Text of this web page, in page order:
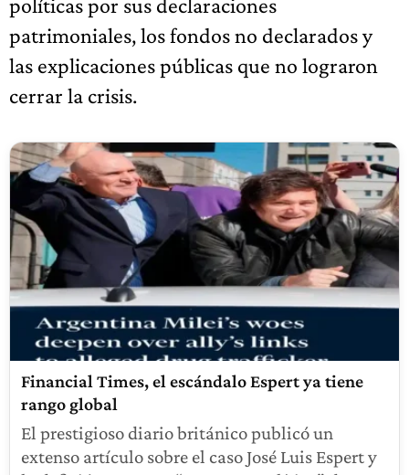
patrimoniales, los fondos no declarados y
las explicaciones públicas que no lograron
cerrar la crisis.
Financial Times, el escándalo Espert ya tiene
rango global
El prestigioso diario británico publicó un
extenso artículo sobre el caso José Luis Espert y